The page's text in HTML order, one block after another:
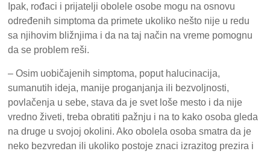
Ipak, rođaci i prijatelji obolele osobe mogu na osnovu
određenih simptoma da primete ukoliko nešto nije u redu
sa njihovim bližnjima i da na taj način na vreme pomognu
da se problem reši.
– Osim uobičajenih simptoma, poput halucinacija,
sumanutih ideja, manije proganjanja ili bezvoljnosti,
povlačenja u sebe, stava da je svet loše mesto i da nije
vredno živeti, treba obratiti pažnju i na to kako osoba gleda
na druge u svojoj okolini. Ako obolela osoba smatra da je
neko bezvredan ili ukoliko postoje znaci izrazitog prezira i